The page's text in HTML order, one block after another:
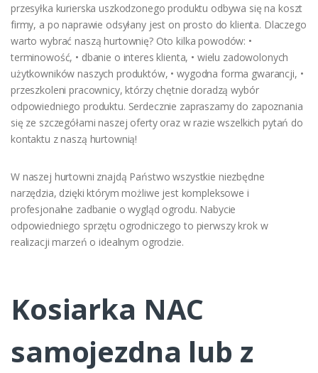
przesyłka kurierska uszkodzonego produktu odbywa się na koszt
firmy, a po naprawie odsyłany jest on prosto do klienta. Dlaczego
warto wybrać naszą hurtownię? Oto kilka powodów: •
terminowość, • dbanie o interes klienta, • wielu zadowolonych
użytkowników naszych produktów, • wygodna forma gwarancji, •
przeszkoleni pracownicy, którzy chętnie doradzą wybór
odpowiedniego produktu. Serdecznie zapraszamy do zapoznania
się ze szczegółami naszej oferty oraz w razie wszelkich pytań do
kontaktu z naszą hurtownią!
W naszej hurtowni znajdą Państwo wszystkie niezbędne
narzędzia, dzięki którym możliwe jest kompleksowe i
profesjonalne zadbanie o wygląd ogrodu. Nabycie
odpowiedniego sprzętu ogrodniczego to pierwszy krok w
realizacji marzeń o idealnym ogrodzie.
Kosiarka NAC
samojezdna lub z